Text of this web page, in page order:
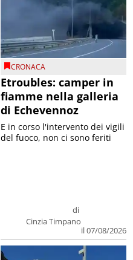
CRONACA
Etroubles: camper in
fiamme nella galleria
di Echevennoz
di
Cinzia Timpano
il 07/08/2026
E in corso l'intervento dei vigili
del fuoco, non ci sono feriti